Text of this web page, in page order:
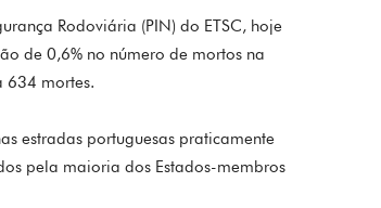
Rodoviária (PIN) do ETSC, hoje
de 0,6% no número de mortos na
634 mortes.
estradas portuguesas praticamente
pela maioria dos Estados-membros